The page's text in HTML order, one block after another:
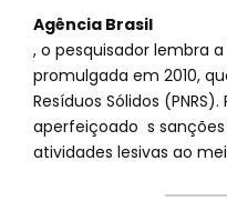
Agência Brasil
, o pesquisador lembra
promulgada em 2010,
Resíduos Sólidos
aperfeiçoado s
atividades lesivas ao